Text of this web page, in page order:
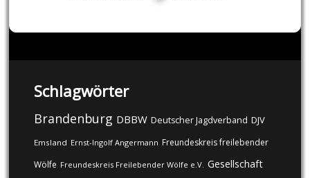
Schlagwörter
Brandenburg DBBW Deutscher Jagdverband DJV
Emsland Ernst-Ingolf Angermann Freundeskreis freilebender
Wölfe Freundeskreis Freilebender Wölfe e.V. Gesellschaft